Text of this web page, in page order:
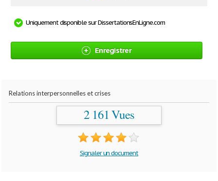
Uniquement disponible sur DissertationsEnLigne.com
Enregistrer
Relations interpersonnelles et crises
2 161 Vues
Signaler un document